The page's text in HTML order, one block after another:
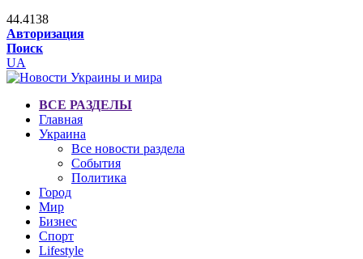
44.4138
Авторизация
Поиск
UA
ВСЕ РАЗДЕЛЫ
Главная
Украина
Все новости раздела
События
Политика
Город
Мир
Бизнес
Спорт
Lifestyle